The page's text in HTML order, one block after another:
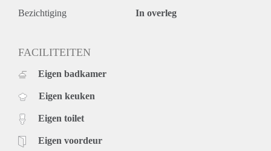
Bezichtiging In overleg
FACILITEITEN
Eigen badkamer
Eigen keuken
Eigen toilet
Eigen voordeur